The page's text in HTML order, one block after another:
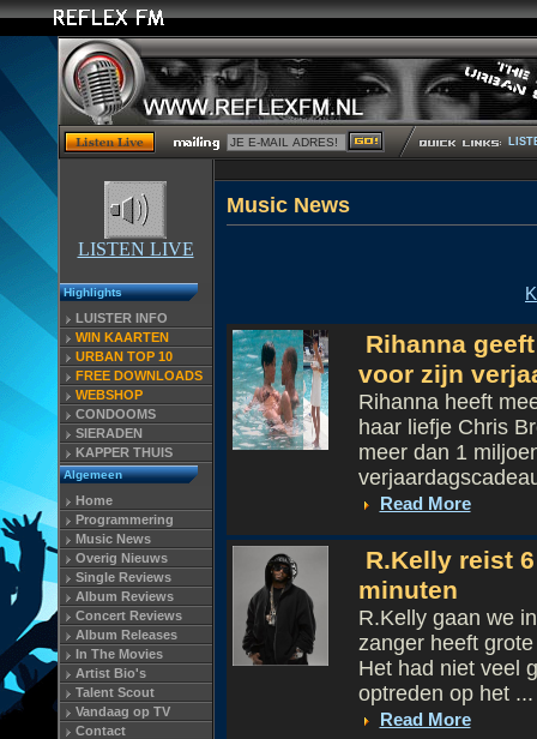
LISTEN LIVE
Highlights
LUISTER INFO
WIN KAARTEN
URBAN TOP 10
FREE DOWNLOADS
WEBSHOP
CONDOOMS
SIERADEN
KAPPER THUIS
Algemeen
Home
Programmering
Music News
Overig Nieuws
Single Reviews
Album Reviews
Concert Reviews
Album Releases
In The Movies
Artist Bio's
Talent Scout
Vandaag op TV
Contact
Rihanna
voor zijn
Rihanna heeft
haar liefje Chris
meer dan 1
Read More
R.Kelly reist
minuten
R.Kelly gaan we
zanger heeft
Het had niet veel
optreden op het ...
Read More